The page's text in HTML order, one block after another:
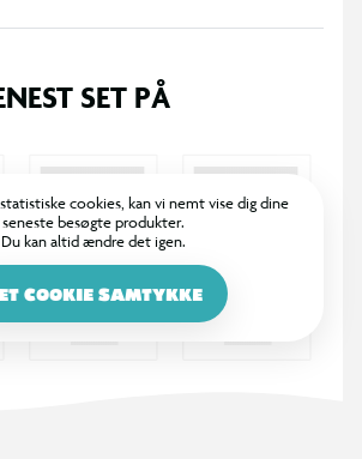
SET PÅ
cookies, kan vi nemt vise dig dine
seneste besøgte produkter.
Du kan altid ændre det igen.
COOKIE SAMTYKKE